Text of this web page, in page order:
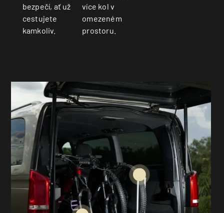
bezpečí, ať už
cestujete
kamkoliv.
více kol v
omezeném
prostoru.